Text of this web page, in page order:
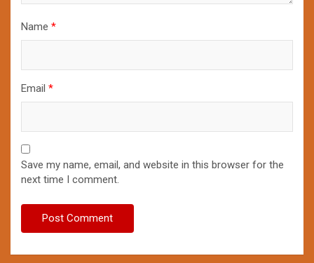
Name *
Email *
Save my name, email, and website in this browser for the
next time I comment.